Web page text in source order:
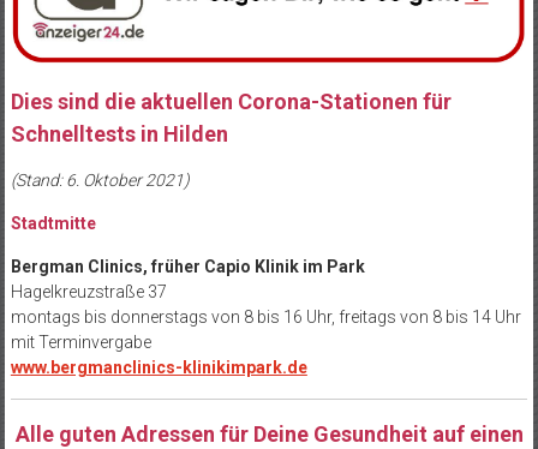
Dies sind die aktuellen Corona-Stationen für
Schnelltests in Hilden
(Stand: 6. Oktober 2021)
Stadtmitte
Bergman Clinics, früher Capio Klinik im Park
Hagelkreuzstraße 37
montags bis donnerstags von 8 bis 16 Uhr, freitags von 8 bis 14 Uhr
mit Terminvergabe
www.bergmanclinics-klinikimpark.de
Alle guten Adressen für Deine Gesundheit auf einen